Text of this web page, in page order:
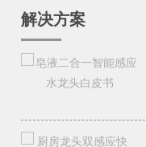
解决方案